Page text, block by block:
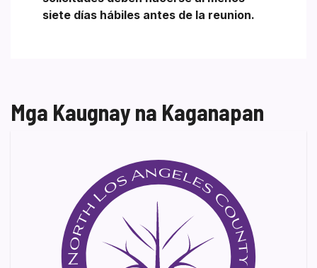
siete días hábiles antes de la reunion.
Mga Kaugnay na Kaganapan